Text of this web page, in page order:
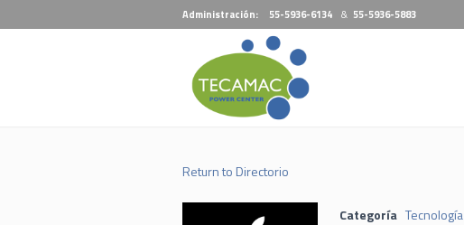
Administración: 55-5936-6134 & 55-5936-5883
Return to Directorio
Categoría Tecnología